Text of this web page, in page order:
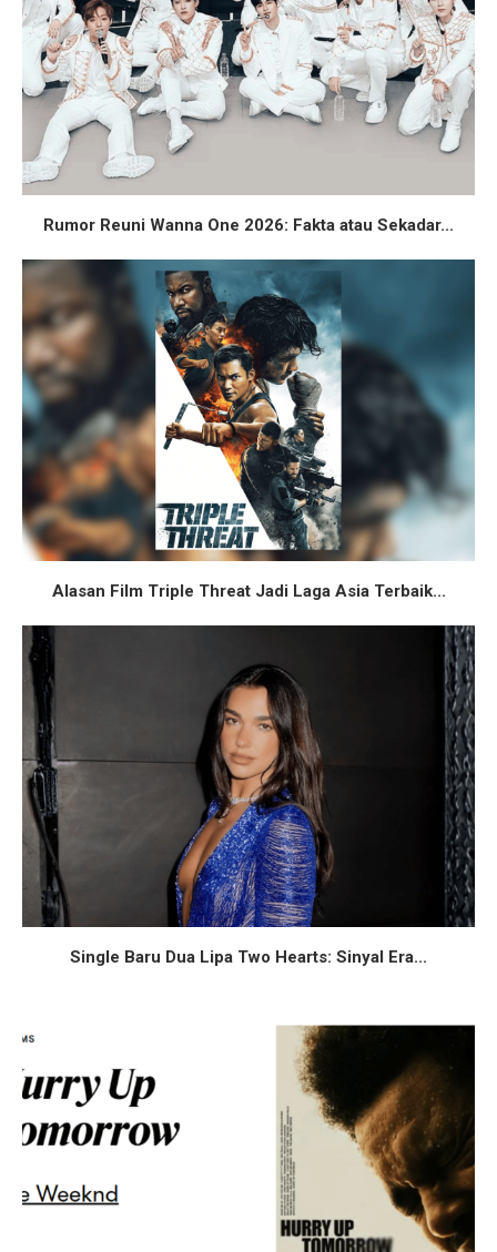
Rumor Reuni Wanna One 2026: Fakta atau Sekadar...
Alasan Film Triple Threat Jadi Laga Asia Terbaik...
Single Baru Dua Lipa Two Hearts: Sinyal Era...